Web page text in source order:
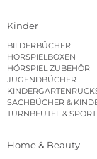
Kinder
BILDERBÜCHER
HÖRSPIELBOXEN
HÖRSPIEL ZUBEHÖR
JUGENDBÜCHER
SACHBÜCHER &
TURNBEUTEL &
Home & Beauty